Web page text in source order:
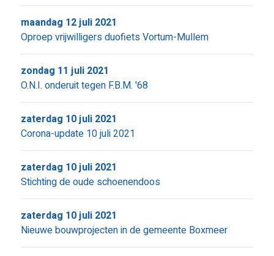
Oproep vrijwilligers duofiets Vortum-Mullem
maandag 12 juli 2021
O.N.I. onderuit tegen F.B.M. '68
zondag 11 juli 2021
Corona-update 10 juli 2021
zaterdag 10 juli 2021
Stichting de oude schoenendoos
zaterdag 10 juli 2021
Nieuwe bouwprojecten in de gemeente Boxmeer
zaterdag 10 juli 2021